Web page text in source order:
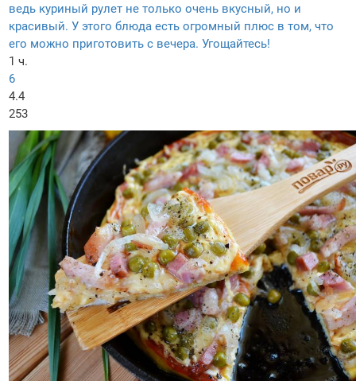
ведь куриный рулет не только очень вкусный, но и
красивый. У этого блюда есть огромный плюс в том, что
его можно приготовить с вечера. Угощайтесь!
1 ч.
6
4.4
253